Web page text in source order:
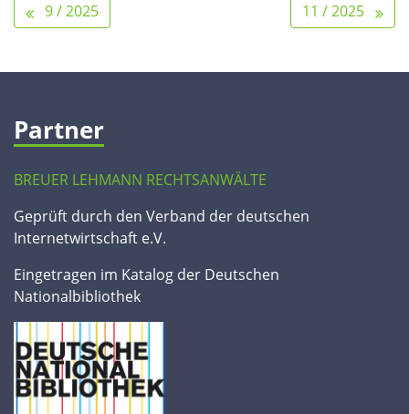
9 / 2025 11 / 2025
Partner
BREUER LEHMANN RECHTSANWÄLTE
Geprüft durch den Verband der deutschen
Internetwirtschaft e.V.
Eingetragen im Katalog der Deutschen
Nationalbibliothek